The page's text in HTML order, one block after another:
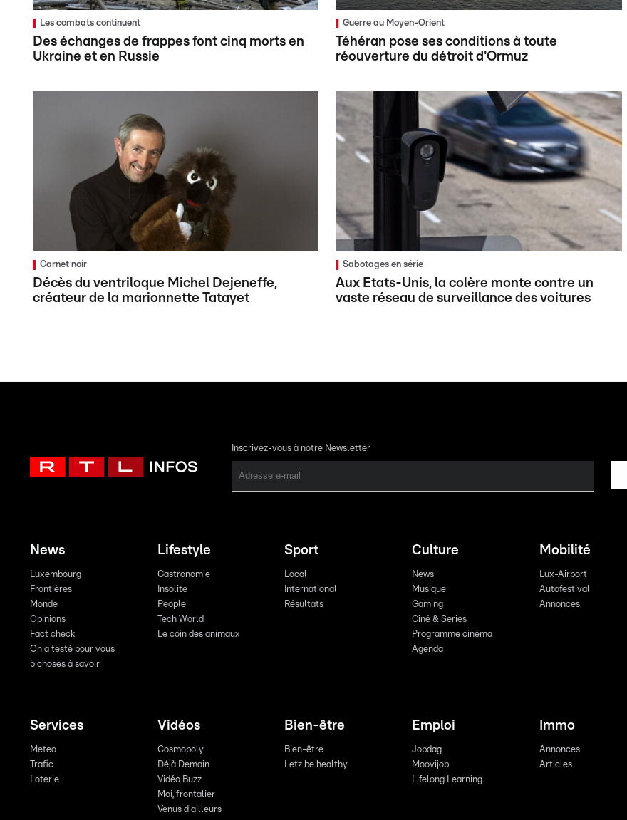
Les combats continuent
Des échanges de frappes font cinq morts en
Ukraine et en Russie
Guerre au Moyen-Orient
Téhéran pose ses conditions à toute
réouverture du détroit d'Ormuz
Carnet noir
Décès du ventriloque Michel Dejeneffe,
créateur de la marionnette Tatayet
Sabotages en série
Aux Etats-Unis, la colère monte contre un
vaste réseau de surveillance des voitures
Inscrivez-vous à notre Newsletter
News
Luxembourg
Frontières
Monde
Opinions
Fact check
On a testé pour vous
5 choses à savoir
Lifestyle
Gastronomie
Insolite
People
Tech World
Le coin des animaux
Sport
Local
International
Résultats
Culture
News
Musique
Gaming
Ciné & Series
Programme cinéma
Agenda
Mobilité
Lux-Airport
Autofestival
Annonces
Services
Meteo
Trafic
Loterie
Vidéos
Cosmopoly
Déjà Demain
Vidéo Buzz
Moi, frontalier
Venus d'ailleurs
Bien-être
Bien-être
Letz be healthy
Emploi
Jobdag
Moovijob
Lifelong Learning
Immo
Annonces
Articles